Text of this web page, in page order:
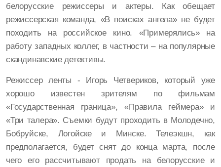
белорусские режиссеры и актеры. Как обещает
режиссерская команда, «В поисках ангела» не будет
походить на российское кино. «Примерялись» на
работу западных коллег, в частности – на популярные
скандинавские детективы.
Режиссер ленты - Игорь Четвериков, который уже
хорошо известен зрителям по фильмам
«Государственная граница», «Правила геймера» и
«Три талера». Съемки будут проходить в Молодечно,
Бобруйске, Логойске и Минске. Телеэкшн, как
предполагается, будет снят до конца марта, после
чего его рассчитывают продать на белорусские и